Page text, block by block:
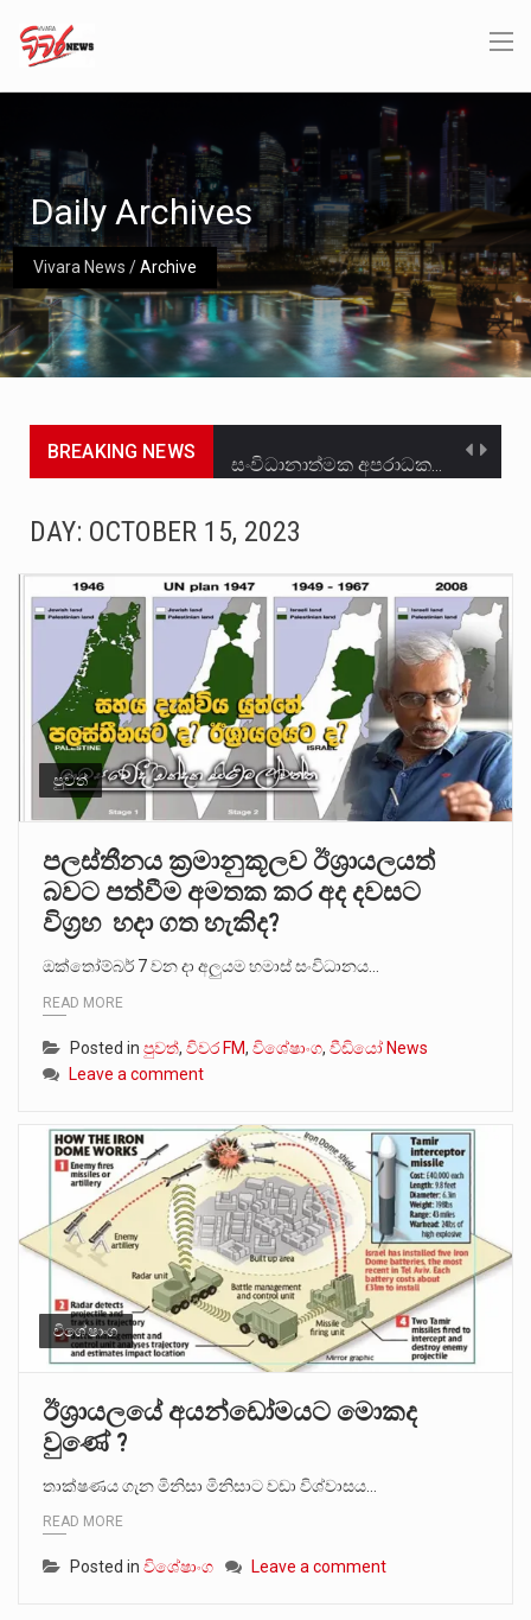
Vivara News /Archive
Daily Archives
BREAKING NEWS
මහර බන්ධනාගාරයේ අද ඇතිවූ සිද්ධියෙන් තුවාල ලැබූ බව කියන රැඳවියන් ගණන ඉහළ ගොස් තිබේ. ඒ…
අගෝස්තු මස දෙවන ඉරිදා ලිට් රූම් සූම් සංවාදය පැවැත්වෙන්නේ "කතා කරන මහ වැව" නම් නකතාවක්…
ලාල් කාන්ත ඇමතිවරයා අධිකරණ විනිශ්චයකාරවරුන්ගේ විශ්‍රාම යෑමේ වයස සම්බන්ධයෙන් නිහඬව සිටින ලෙස තමාට දැනුම් දුන්…
හිටපු පොලිස්පති පූජිත් ජයසුන්දරට සහ හිටපු ආරක්ෂක අමාත්‍යංශ ලේකම් හේමසිරි ප්‍රනාන්දු විශේෂ ත්‍රිපුද්ගල මහාධිකරණය විසින්…
DAY: OCTOBER 15, 2023
පුවත්
පලස්තීනය ක්‍රමානුකූලව ඊශ්‍රායලයත්
බවට පත්වීම අමතක කර අද දවසට
විග්‍රහ හදා ගත හැකිද?
ඔක්තෝම්බර් 7 වන දා අලුයම හමාස් සංවිධානය…
READ MORE
Posted in පුවත්, විවර FM, විශේෂාංග, වීඩියෝ News
Leave a comment
විශේෂාංග
ඊශ්‍රායලයේ අයන්ඩෝමයට මොකද
වුණේ ?
තාක්ෂණය ගැන මිනිසා මිනිසාට වඩා විශ්වාසය…
READ MORE
Posted in විශේෂාංග Leave a comment